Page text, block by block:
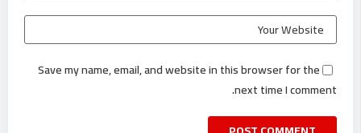
Save my name, email, and website in this browser for the
next time I comment.